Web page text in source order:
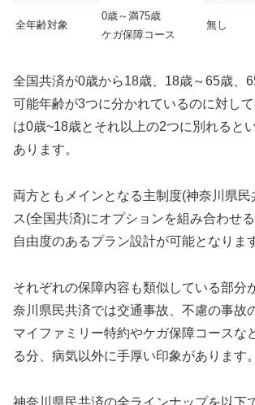
全年齢対象
0歳～満75歳
ケガ保障コース
無し
全国共済が0歳から18歳、18歳～65歳、
可能年齢が3つに分かれているのに対し
は0歳~18歳とそれ以上の2つに別れると
あります。
両方ともメインとなる主制度(神奈川県民
ス(全国共済)にオプションを組み合わせる
自由度のあるプラン設計が可能となりま
それぞれの保障内容も類似している部分
奈川県民共済では交通事故、不慮の事故
マイファミリー特約やケガ保障コースな
る分、病気以外に手厚い印象があります。
神奈川県民共済の全ラインナップを以下